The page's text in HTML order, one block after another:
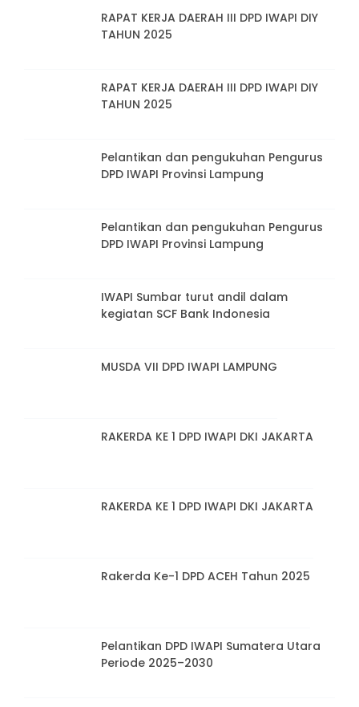
RAPAT KERJA DAERAH III DPD IWAPI DIY
TAHUN 2025
RAPAT KERJA DAERAH III DPD IWAPI DIY
TAHUN 2025
Pelantikan dan pengukuhan Pengurus
DPD IWAPI Provinsi Lampung
Pelantikan dan pengukuhan Pengurus
DPD IWAPI Provinsi Lampung
IWAPI Sumbar turut andil dalam
kegiatan SCF Bank Indonesia
MUSDA VII DPD IWAPI LAMPUNG
RAKERDA KE 1 DPD IWAPI DKI JAKARTA
RAKERDA KE 1 DPD IWAPI DKI JAKARTA
Rakerda Ke-1 DPD ACEH Tahun 2025
Pelantikan DPD IWAPI Sumatera Utara
Periode 2025–2030